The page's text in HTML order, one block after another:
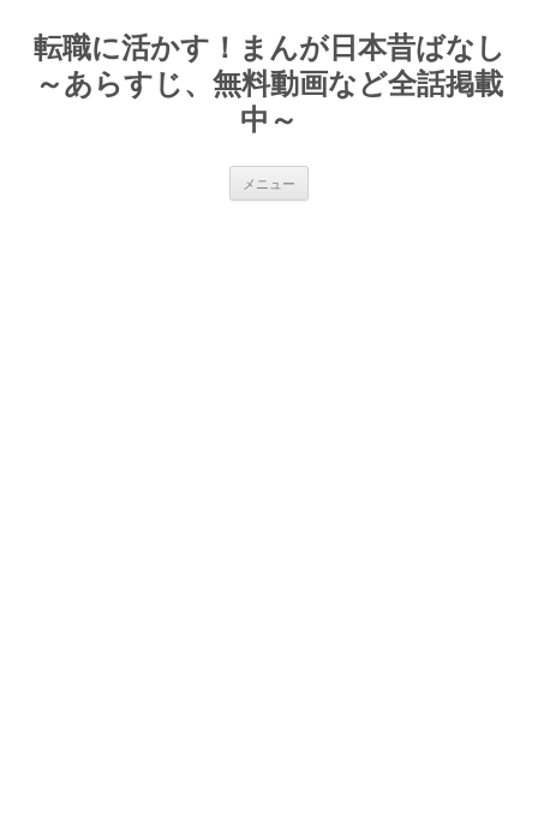
転職に活かす！まんが日本昔ばなし
～あらすじ、無料動画など全話掲載
中～
メニュー